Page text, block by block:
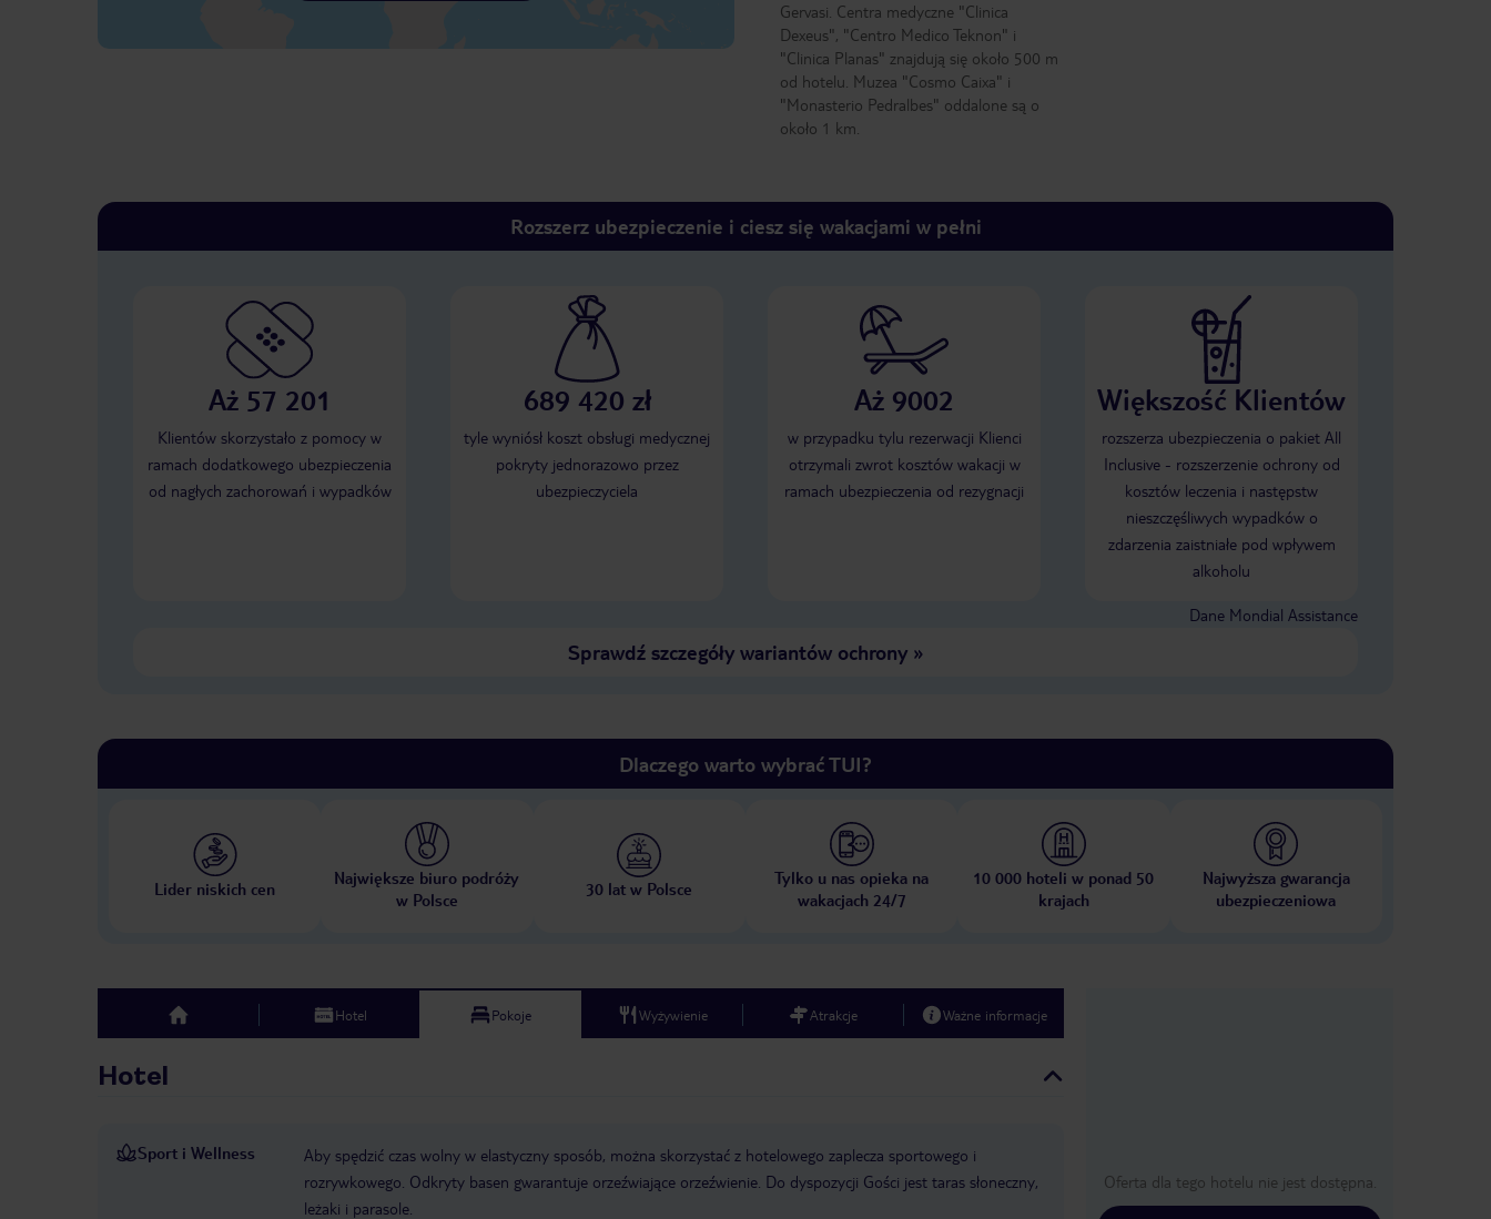
Gervasi. Centra medyczne "Clinica
Dexeus", "Centro Medico Teknon" i
"Clinica Planas" znajdują się około 500 m
od hotelu. Muzea "Cosmo Caixa" i
"Monasterio Pedralbes" oddalone są o
około 1 km.
Rozszerz ubezpieczenie i ciesz się wakacjami w pełni
Aż 57 201
Klientów skorzystało z pomocy w
ramach dodatkowego ubezpieczenia
od nagłych zachorowań i wypadków
689 420 zł
tyle wyniósł koszt obsługi medycznej
pokryty jednorazowo przez
ubezpieczyciela
Aż 9002
w przypadku tylu rezerwacji Klienci
otrzymali zwrot kosztów wakacji w
ramach ubezpieczenia od rezygnacji
Większość Klientów
rozszerza ubezpieczenia o pakiet All
Inclusive - rozszerzenie ochrony od
kosztów leczenia i następstw
nieszczęśliwych wypadków o
zdarzenia zaistniałe pod wpływem
alkoholu
Dane Mondial Assistance
Sprawdź szczegóły wariantów ochrony»
Dlaczego warto wybrać TUI?
Lider niskich cen
Największe biuro podróży
w Polsce
30 lat w Polsce
Tylko u nas opieka na
wakacjach 24/7
10 000 hoteli w ponad 50
krajach
Najwyższa gwarancja
ubezpieczeniowa
top Hotel Pokoje Wyżywienie Atrakcje Ważne informacje
Hotel
Sport i Wellness
Aby spędzić czas wolny w elastyczny sposób, można skorzystać z hotelowego zaplecza sportowego i
rozrywkowego. Odkryty basen gwarantuje orzeźwiające orzeźwienie. Do dyspozycji Gości jest taras słoneczny,
leżaki i parasole.
Oferta dla tego hotelu nie jest dostępna.